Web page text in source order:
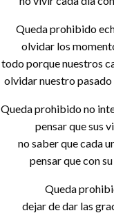
Queda prohibido
olvidar los
todo porque nuestros
olvidar nuestro
Queda prohibido no
pensar que sus
no saber que cada
pensar que con
Queda
dejar de dar las